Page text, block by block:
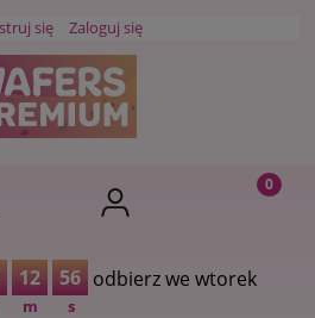
się Zaloguj się
12
m
56
s
odbierz we wtorek